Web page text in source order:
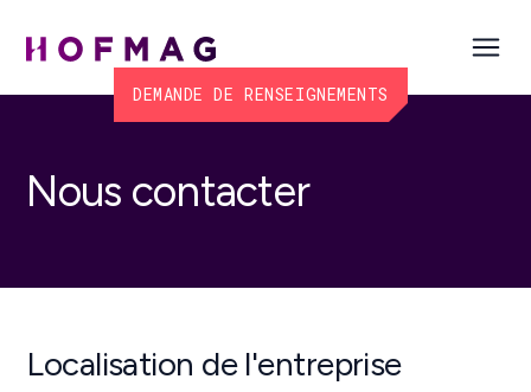
DEMANDE DE RENSEIGNEMENTS
Nous contacter
Localisation de l'entreprise